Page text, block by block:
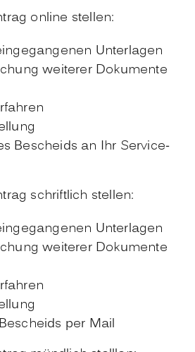
online stellen:
Unterlagen
weiterer Dokumente
Bescheids an Ihr Service-
schriftlich stellen:
Unterlagen
weiterer Dokumente
per Mail